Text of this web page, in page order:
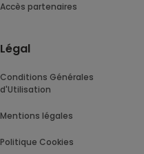
Accès partenaires
Légal
Conditions Générales
d'Utilisation
Mentions légales
Politique Cookies